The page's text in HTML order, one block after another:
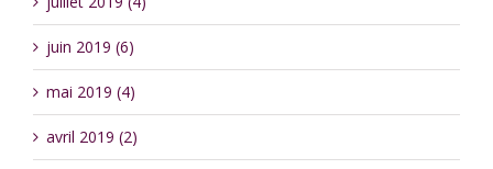
juin 2019 (6)
mai 2019 (4)
avril 2019 (2)